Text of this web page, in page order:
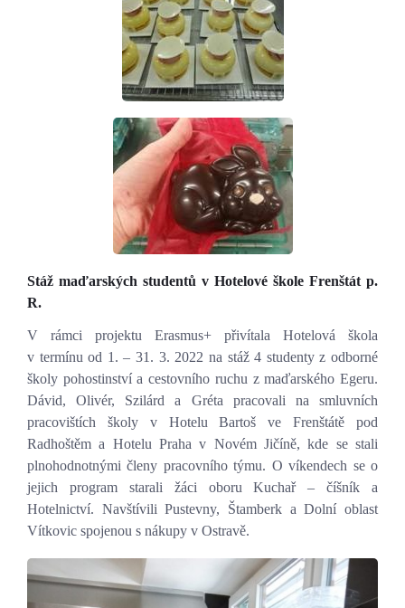
Soutěže
Zahraniční stáže
Zájmové útvary
Projekty
Foto
Video a audio
Virtuální prohlídka
Kontakty
Stáž maďarských studentů v Hotelové škole Frenštát p.
R.
V rámci projektu Erasmus+ přivítala Hotelová škola
v termínu od 1. – 31. 3. 2022 na stáž 4 studenty z odborné
školy pohostinství a cestovního ruchu z maďarského Egeru.
Dávid, Olivér, Szilárd a Gréta pracovali na smluvních
pracovištích školy v Hotelu Bartoš ve Frenštátě pod
Radhoštěm a Hotelu Praha v Novém Jičíně, kde se stali
plnohodnotnými členy pracovního týmu. O víkendech se o
jejich program starali žáci oboru Kuchař – číšník a
Hotelnictví. Navštívili Pustevny, Štamberk a Dolní oblast
Vítkovic spojenou s nákupy v Ostravě.